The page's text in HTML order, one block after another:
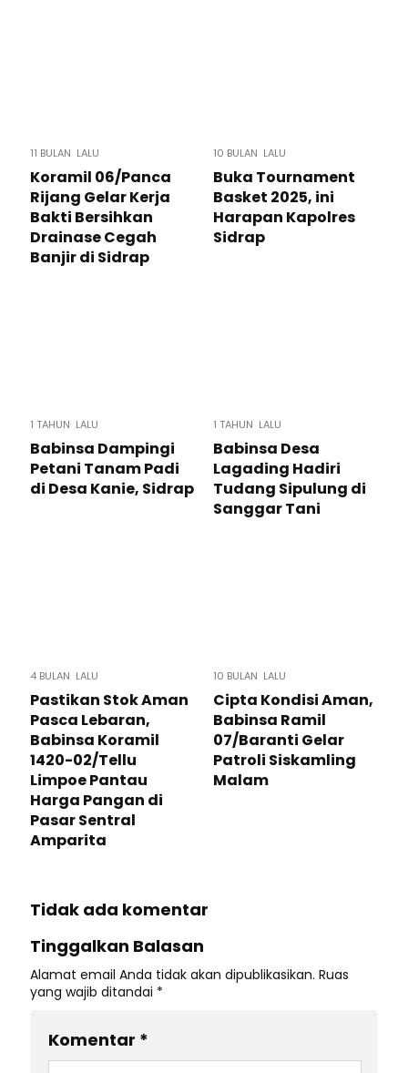
11 BULAN LALU
Koramil 06/Panca
Rijang Gelar Kerja
Bakti Bersihkan
Drainase Cegah
Banjir di Sidrap
10 BULAN LALU
Buka Tournament
Basket 2025, ini
Harapan Kapolres
Sidrap
1 TAHUN LALU
Babinsa Dampingi
Petani Tanam Padi
di Desa Kanie, Sidrap
1 TAHUN LALU
Babinsa Desa
Lagading Hadiri
Tudang Sipulung di
Sanggar Tani
4 BULAN LALU
Pastikan Stok Aman
Pasca Lebaran,
Babinsa Koramil
1420-02/Tellu
Limpoe Pantau
Harga Pangan di
Pasar Sentral
Amparita
10 BULAN LALU
Cipta Kondisi Aman,
Babinsa Ramil
07/Baranti Gelar
Patroli Siskamling
Malam
Tidak ada komentar
Tinggalkan Balasan
Alamat email Anda tidak akan dipublikasikan. Ruas
yang wajib ditandai *
Komentar *